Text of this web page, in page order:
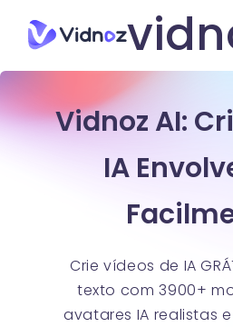
Vidnoz AI:
IA
Crie vídeos de IA
texto com 3900+
avatares IA realistas